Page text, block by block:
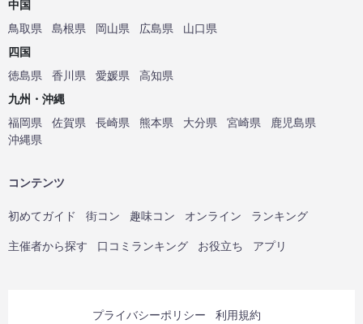
中国
鳥取県
島根県 岡山県 広島県
山口県
四国
徳島県
香川県 愛媛県
高知県
九州・沖縄
福岡県
佐賀県 長崎県 熊本県 大分県 宮崎県
鹿児島県
沖縄県
コンテンツ
初めてガイド 街コン 趣味コン オンライン ランキング
主催者から探す 口コミランキング お役立ち アプリ
プライバシーポリシー 利用規約